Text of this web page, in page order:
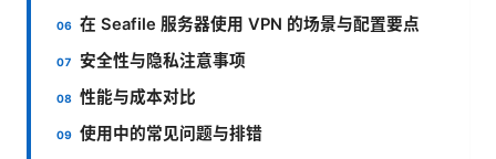
在 Seafile 服务器使用 VPN 的场景与配置要点
安全性与隐私注意事项
性能与成本对比
使用中的常见问题与排错